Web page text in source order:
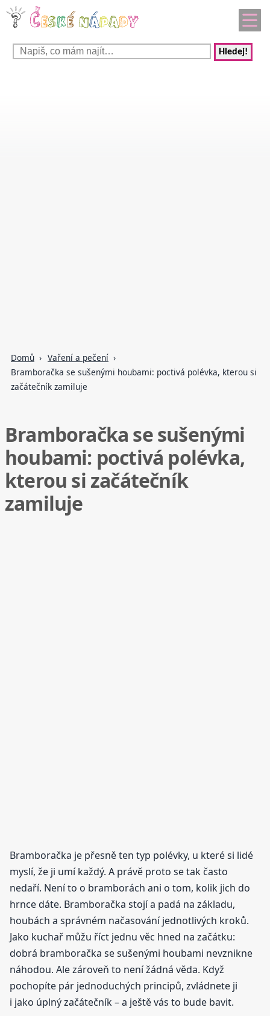
Hledej!
Domů
Vaření a pečení
Bramboračka se sušenými houbami: poctivá polévka, kterou si
začátečník zamiluje
Bramboračka se sušenými
houbami: poctivá polévka,
kterou si začátečník
zamiluje
Bramboračka je přesně ten typ polévky, u které si lidé
myslí, že ji umí každý. A právě proto se tak často
nedaří. Není to o bramborách ani o tom, kolik jich do
hrnce dáte. Bramboračka stojí a padá na základu,
houbách a správném načasování jednotlivých kroků.
Jako kuchař můžu říct jednu věc hned na začátku:
dobrá bramboračka se sušenými houbami nevznikne
náhodou. Ale zároveň to není žádná věda. Když
pochopíte pár jednoduchých principů, zvládnete ji
i jako úplný začátečník – a ještě vás to bude bavit.